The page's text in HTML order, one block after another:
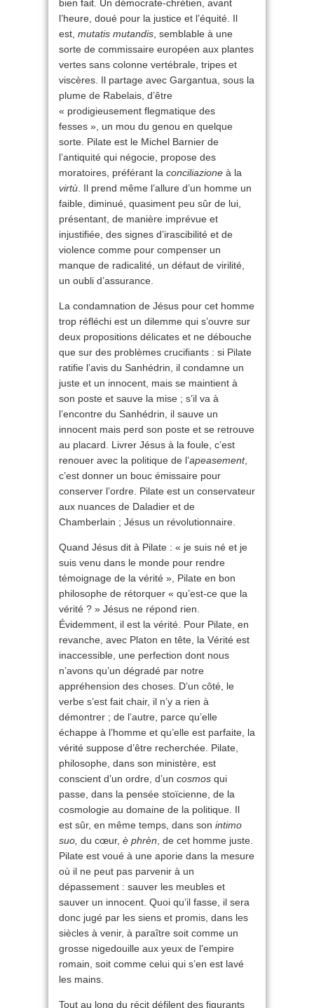
bien fait. Un démocrate-chrétien, avant
l’heure, doué pour la justice et l’équité. Il
est, mutatis mutandis , semblable à une
sorte de commissaire européen aux plantes
vertes sans colonne vertébrale, tripes et
viscères. Il partage avec Gargantua, sous la
plume de Rabelais, d’être
« prodigieusement flegmatique des
fesses », un mou du genou en quelque
sorte. Pilate est le Michel Barnier de
l’antiquité qui négocie, propose des
moratoires, préférant la conciliazione à la
virtù . Il prend même l’allure d’un homme un
faible, diminué, quasiment peu sûr de lui,
présentant, de manière imprévue et
injustifiée, des signes d’irascibilité et de
violence comme pour compenser un
manque de radicalité, un défaut de virilité,
un oubli d’assurance.
La condamnation de Jésus pour cet homme
trop réfléchi est un dilemme qui s’ouvre sur
deux propositions délicates et ne débouche
que sur des problèmes crucifiants : si Pilate
ratifie l’avis du Sanhédrin, il condamne un
juste et un innocent, mais se maintient à
son poste et sauve la mise ; s’il va à
l’encontre du Sanhédrin, il sauve un
innocent mais perd son poste et se retrouve
au placard. Livrer Jésus à la foule, c’est
renouer avec la politique de l’apeasement,
c’est donner un bouc émissaire pour
conserver l’ordre. Pilate est un conservateur
aux nuances de Daladier et de
Chamberlain ; Jésus un révolutionnaire.
Quand Jésus dit à Pilate : « je suis né et je
suis venu dans le monde pour rendre
témoignage de la vérité », Pilate en bon
philosophe de rétorquer « qu’est-ce que la
vérité ? » Jésus ne répond rien.
Évidemment, il est la vérité. Pour Pilate, en
revanche, avec Platon en tête, la Vérité est
inaccessible, une perfection dont nous
n’avons qu’un dégradé par notre
appréhension des choses. D’un côté, le
verbe s’est fait chair, il n’y a rien à
démontrer ; de l’autre, parce qu’elle
échappe à l’homme et qu’elle est parfaite, la
vérité suppose d’être recherchée. Pilate,
philosophe, dans son ministère, est
conscient d’un ordre, d’un cosmos qui
passe, dans la pensée stoïcienne, de la
cosmologie au domaine de la politique. Il
est sûr, en même temps, dans son intimo
suo, du cœur, è phrèn , de cet homme juste.
Pilate est voué à une aporie dans la mesure
où il ne peut pas parvenir à un
dépassement : sauver les meubles et
sauver un innocent. Quoi qu’il fasse, il sera
donc jugé par les siens et promis, dans les
siècles à venir, à paraître soit comme un
grosse nigedouille aux yeux de l’empire
romain, soit comme celui qui s’en est lavé
les mains.
Tout au long du récit défilent des figurants